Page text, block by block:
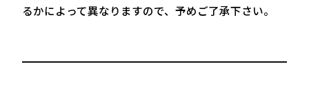
るかによって異なりますので、予めご了承下さい。